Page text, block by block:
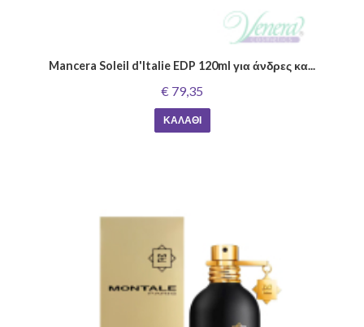
Mancera Soleil d'Italie EDP 120ml για άνδρες κα...
€ 79,35
ΚΑΛΆΘΙ